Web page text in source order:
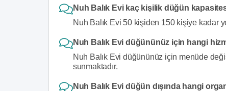
Nuh Balık Evi kaç kişilik düğün
Nuh Balık Evi 50 kişiden 150 kişiye kadar
Nuh Balık Evi düğününüz için hangi
Nuh Balık Evi düğününüz için menüde
sunmaktadır.
Nuh Balık Evi düğün dışında hangi